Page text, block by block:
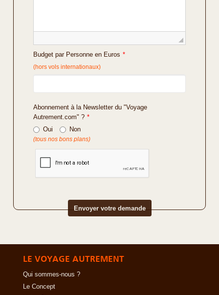
Budget par Personne en Euros *
(hors vols internationaux)
Abonnement à la Newsletter du "Voyage
Autrement.com" ? *
Oui
Non
(tous nos bons plans)
LE VOYAGE AUTREMENT
Qui sommes-nous ?
Le Concept